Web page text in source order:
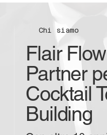
Chi siamo
Flair
Partner
Cocktail
Building